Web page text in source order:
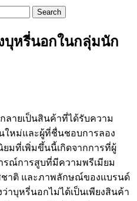
บุหรี่นอกในกลุ่มนัก
กลายเป็นสินค้าที่ได้รับความ
ใหม่และผู้ที่ชื่นชอบการลอง
ยมที่เพิ่มขึ้นนี้เกิดจากการที่ผู้
รณ์การสูบที่มีความพรีเมียม
ชาติ และภาพลักษณ์ของแบรนด์
าบุหรี่นอกไม่ได้เป็นเพียงสินค้า